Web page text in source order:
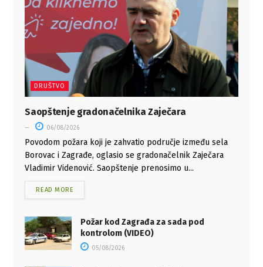
DRUŠTVO
Saopštenje gradonačelnika Zaječara
06/08/2026
Povodom požara koji jе zahvatio područjе izmеđu sеla
Borovac i Zagrađе, oglasio se gradonačelnik Zaječara
Vladimir Videnović. Saopštenje prenosimo u...
READ MORE
Požar kod Zagrađa za sada pod
kontrolom (VIDEO)
05/08/2026